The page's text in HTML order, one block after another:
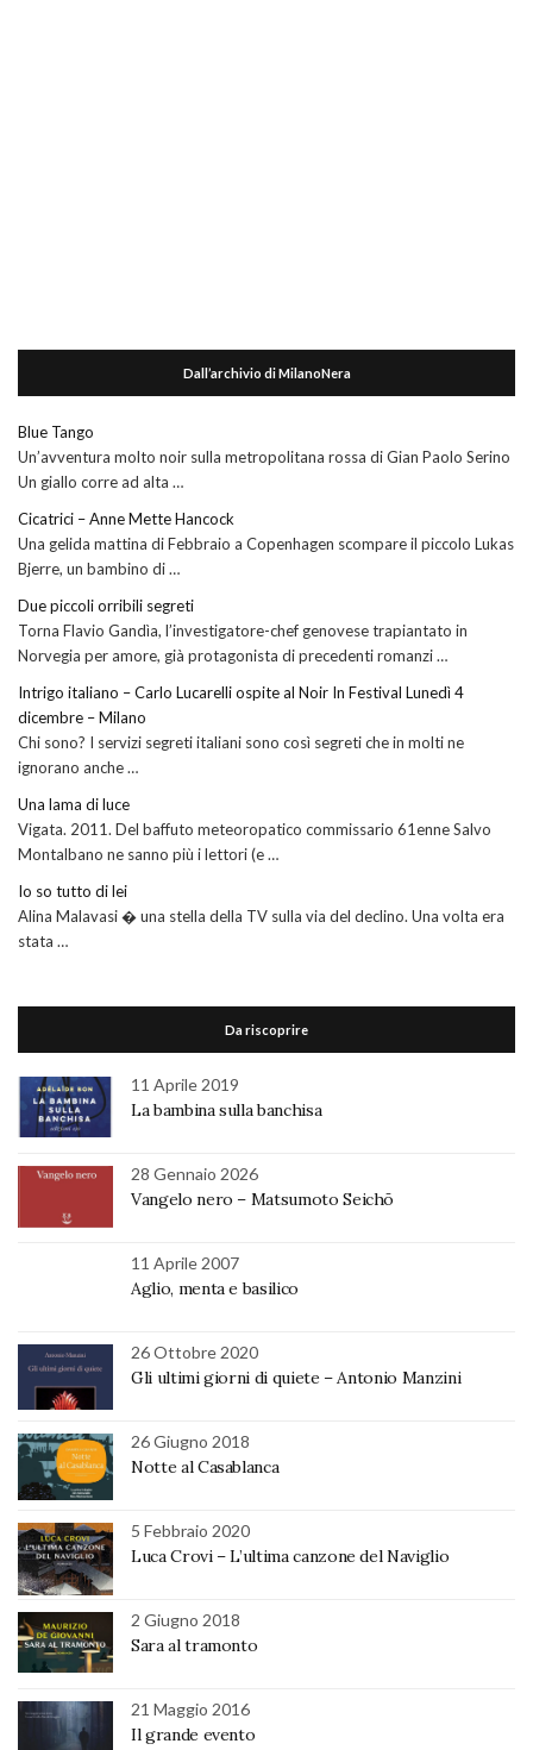
Dall’archivio di MilanoNera
Blue Tango
Un’avventura molto noir sulla metropolitana rossa di Gian Paolo Serino
Un giallo corre ad alta …
Cicatrici – Anne Mette Hancock
Una gelida mattina di Febbraio a Copenhagen scompare il piccolo Lukas
Bjerre, un bambino di …
Due piccoli orribili segreti
Torna Flavio Gandìa, l’investigatore-chef genovese trapiantato in
Norvegia per amore, già protagonista di precedenti romanzi …
Intrigo italiano – Carlo Lucarelli ospite al Noir In Festival Lunedì 4
dicembre – Milano
Chi sono? I servizi segreti italiani sono così segreti che in molti ne
ignorano anche …
Una lama di luce
Vigata. 2011. Del baffuto meteoropatico commissario 61enne Salvo
Montalbano ne sanno più i lettori (e …
Io so tutto di lei
Alina Malavasi � una stella della TV sulla via del declino. Una volta era
stata …
Da riscoprire
11 Aprile 2019
La bambina sulla banchisa
28 Gennaio 2026
Vangelo nero – Matsumoto Seichō
11 Aprile 2007
Aglio, menta e basilico
26 Ottobre 2020
Gli ultimi giorni di quiete – Antonio Manzini
26 Giugno 2018
Notte al Casablanca
5 Febbraio 2020
Luca Crovi – L’ultima canzone del Naviglio
2 Giugno 2018
Sara al tramonto
21 Maggio 2016
Il grande evento